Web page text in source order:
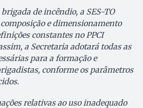
brigada de incêndio, a SES-TO
composição e dimensionamento
constantes no PPCI
a Secretaria adotará todas as
para a formação e
conforme os parâmetros
relativas ao uso inadequado